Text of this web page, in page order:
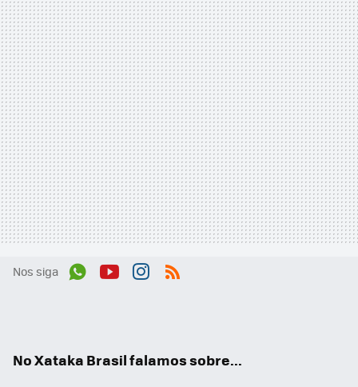
Nos siga
No Xataka Brasil falamos sobre...